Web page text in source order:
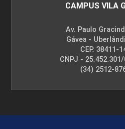
CAMPUS VILA
Av. Paulo
Gávea -
CEP. 38411-
CNPJ -
(34) 2512-